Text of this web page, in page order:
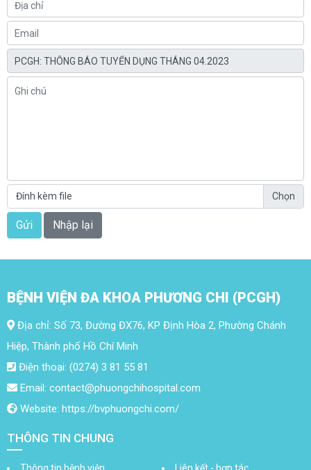
Đính kèm file
BỆNH VIỆN ĐA KHOA PHƯƠNG CHI (PCGH)
Địa chỉ: Số 73, Đường ĐX76, KP Định Hòa 2, Phường Chánh
Hiệp, Thành phố Hồ Chí Minh
Điện thoại: (0274) 3 81 55 81
Email: contact@phuongchihospital.com
Website: https://bvphuongchi.com/
THÔNG TIN CHUNG